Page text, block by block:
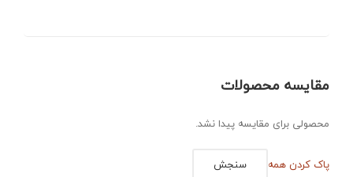
مقایسه محصولات
محصولی برای مقایسه پیدا نشد.
پاک کردن همه سنجش